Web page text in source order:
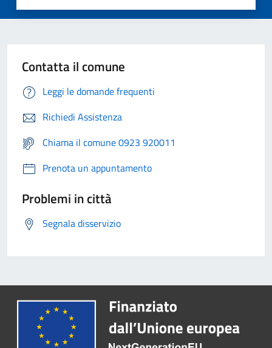
Contatta il comune
Leggi le domande frequenti
Richiedi Assistenza
Chiama il comune 0923 920011
Prenota un appuntamento
Problemi in città
Segnala disservizio